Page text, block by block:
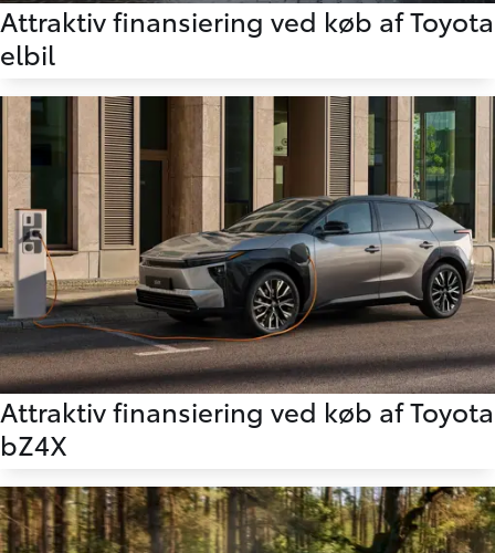
Attraktiv finansiering ved køb af Toyota
elbil
Attraktiv finansiering ved køb af Toyota
bZ4X